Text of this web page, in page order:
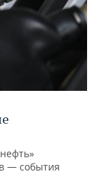
— события